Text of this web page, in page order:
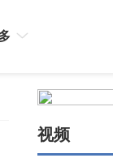
视频